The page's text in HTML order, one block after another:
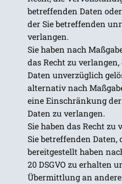
betreffenden Daten
der Sie betreffenden
verlangen.
Sie haben nach
das Recht zu
Daten unverzüglich
alternativ nach
eine Einschränkung
Daten zu verlangen.
Sie haben das Recht zu
Sie betreffenden Daten,
bereitgestellt haben
20 DSGVO zu erhalten
Übermittlung an